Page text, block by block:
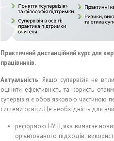
Практичний дистанційний курс для
працівників.
Актуальність: Якщо супервізія не
оцінити ефективність та користь
супервізія є обов’язковою частиною
системи освіти. Це необхідність для
реформою НУШ, яка вимагає нових
орієнтованого підходів,